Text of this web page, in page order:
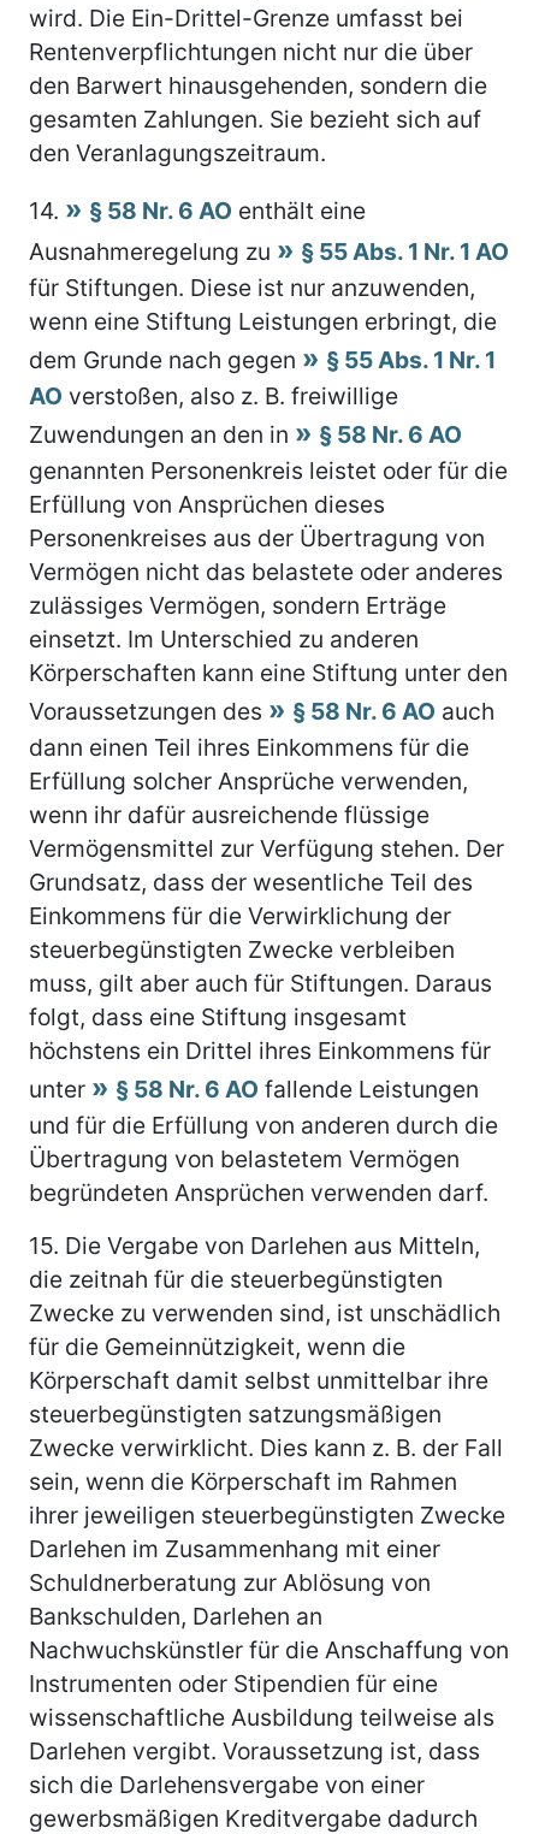
wird. Die Ein-Drittel-Grenze umfasst bei
Rentenverpflichtungen nicht nur die über
den Barwert hinausgehenden, sondern die
gesamten Zahlungen. Sie bezieht sich auf
den Veranlagungszeitraum.
14.
§ 58 Nr. 6 AO enthält eine
Ausnahmeregelung zu
§ 55 Abs. 1 Nr. 1 AO
für Stiftungen. Diese ist nur anzuwenden,
wenn eine Stiftung Leistungen erbringt, die
dem Grunde nach gegen
§ 55 Abs. 1 Nr. 1
AO verstoßen, also z. B. freiwillige
Zuwendungen an den in
§ 58 Nr. 6 AO
genannten Personenkreis leistet oder für die
Erfüllung von Ansprüchen dieses
Personenkreises aus der Übertragung von
Vermögen nicht das belastete oder anderes
zulässiges Vermögen, sondern Erträge
einsetzt. Im Unterschied zu anderen
Körperschaften kann eine Stiftung unter den
Voraussetzungen des
§ 58 Nr. 6 AO auch
dann einen Teil ihres Einkommens für die
Erfüllung solcher Ansprüche verwenden,
wenn ihr dafür ausreichende flüssige
Vermögensmittel zur Verfügung stehen. Der
Grundsatz, dass der wesentliche Teil des
Einkommens für die Verwirklichung der
steuerbegünstigten Zwecke verbleiben
muss, gilt aber auch für Stiftungen. Daraus
folgt, dass eine Stiftung insgesamt
höchstens ein Drittel ihres Einkommens für
unter
§ 58 Nr. 6 AO fallende Leistungen
und für die Erfüllung von anderen durch die
Übertragung von belastetem Vermögen
begründeten Ansprüchen verwenden darf.
15. Die Vergabe von Darlehen aus Mitteln,
die zeitnah für die steuerbegünstigten
Zwecke zu verwenden sind, ist unschädlich
für die Gemeinnützigkeit, wenn die
Körperschaft damit selbst unmittelbar ihre
steuerbegünstigten satzungsmäßigen
Zwecke verwirklicht. Dies kann z. B. der Fall
sein, wenn die Körperschaft im Rahmen
ihrer jeweiligen steuerbegünstigten Zwecke
Darlehen im Zusammenhang mit einer
Schuldnerberatung zur Ablösung von
Bankschulden, Darlehen an
Nachwuchskünstler für die Anschaffung von
Instrumenten oder Stipendien für eine
wissenschaftliche Ausbildung teilweise als
Darlehen vergibt. Voraussetzung ist, dass
sich die Darlehensvergabe von einer
gewerbsmäßigen Kreditvergabe dadurch